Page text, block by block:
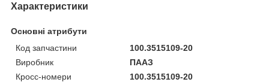
Характеристики
Основні атрибути
Код запчастини
100.3515109-20
Виробник
ПААЗ
Кросс-номери
100.3515109-20